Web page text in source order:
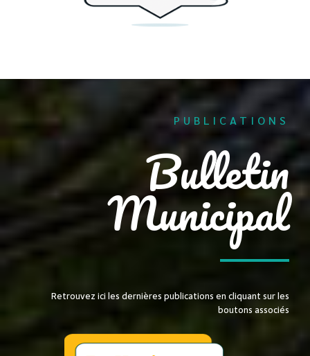
PUBLICATIONS
Bulletin
Municipal
Retrouvez ici les dernières publications en cliquant sur les
boutons associés